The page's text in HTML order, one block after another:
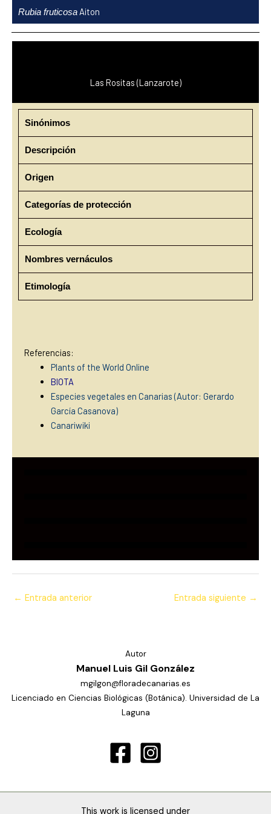
contenido
Rubia fruticosa Aiton
Las Rositas (Lanzarote)
Sinónimos
Descripción
Origen
Categorías de protección
Ecología
Nombres vernáculos
Etimología
Referencias:
Plants of the World Online
BIOTA
Especies vegetales en Canarias (Autor: Gerardo
García Casanova)
Canariwiki
← Entrada anterior Entrada siguiente →
Autor
Manuel Luis Gil González
mgilgon@floradecanarias.es
Licenciado en Ciencias Biológicas (Botánica). Universidad de La
Laguna
This work is licensed under